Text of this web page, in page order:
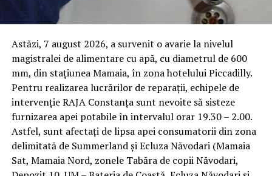
Astăzi, 7 august 2026, a survenit o avarie la nivelul
magistralei de alimentare cu apă, cu diametrul de 600
mm, din stațiunea Mamaia, în zona hotelului Piccadilly.
Pentru realizarea lucrărilor de reparații, echipele de
intervenție RAJA Constanța sunt nevoite să sisteze
furnizarea apei potabile în intervalul orar 19.30 – 2.00.
Astfel, sunt afectați de lipsa apei consumatorii din zona
delimitată de Summerland și Ecluza Năvodari (Mamaia
Sat, Mamaia Nord, zonele Tabăra de copii Năvodari,